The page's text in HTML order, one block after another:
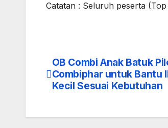
Catatan : Seluruh peserta
Navigasi
pos
OB Combi Anak Batuk
Combiphar untuk Bantu
Kecil Sesuai Kebutuhan